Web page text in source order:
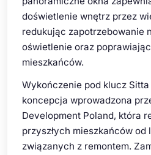
doświetlenie wnętrz przez
redukując zapotrzebowanie
oświetlenie oraz
mieszkańców.
Wykończenie pod klucz
koncepcja wprowadzona
Development Poland, która
przyszłych mieszkańców
związanych z remontem.